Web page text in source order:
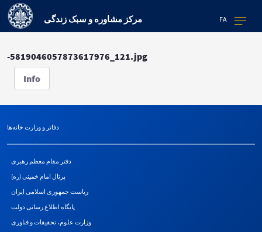
FA مرکز مشاوره و سبک زندگی
-5819046057873617976_121.jpg
Info
دفاتر و وزارت خانه‌ها
دفتر مقام معظم رهبری
پرتال امام خمینی (ره)
ریاست جمهوری اسلامی ایران
پایگاه اطلاع رسانی دولت
وزارت علوم، تحقیقات و فناوری